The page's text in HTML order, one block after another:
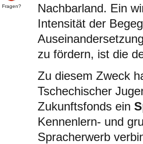
Fragen?
Nachbarland. Ein
Intensität der
zu fördern, ist die
Zu diesem Zweck
Tschechischer
Zukunftsfonds ein
Kennenlern- und
Spracherwerb